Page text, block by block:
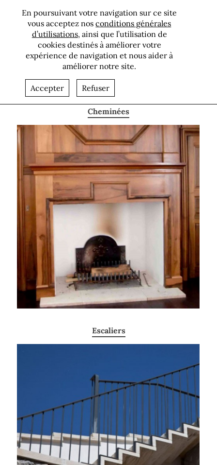
En poursuivant votre navigation sur ce site
vous acceptez nosconditions générales
d’utilisations, ainsi que l’utilisation de
cookies destinés à améliorer votre
expérience de navigation et nous aider à
améliorer notre site.
Accepter Refuser
Maçonnerie, pierre de taille
Cheminées
Escaliers